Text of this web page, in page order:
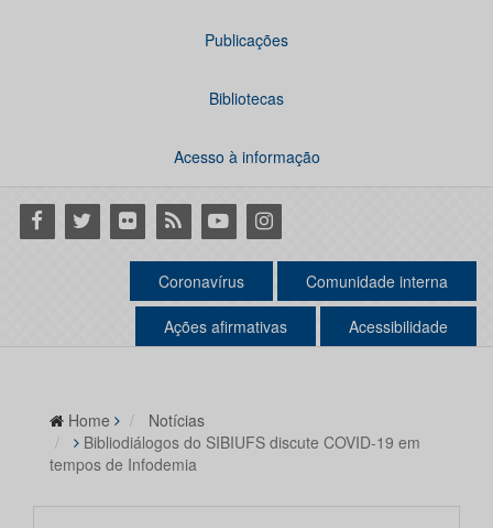
Publicações
Bibliotecas
Acesso à informação
Facebook
Twitter Flickr RSS YoutubeInstagram
Coronavírus Comunidade interna
Ações afirmativas Acessibilidade
Home
Notícias
Bibliodiálogos do SIBIUFS discute COVID-19 em
tempos de Infodemia